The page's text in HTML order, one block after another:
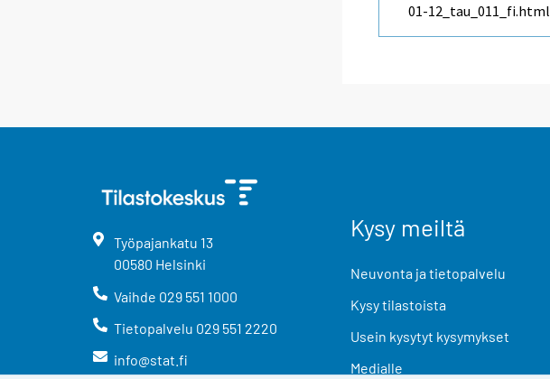
01-12_tau_011_fi.html
Työpajankatu 13
00580 Helsinki
Vaihde 029 551 1000
Tietopalvelu 029 551 2220
info@stat.fi
Kysy meiltä
Neuvonta ja tietopalvelu
Kysy tilastoista
Usein kysytyt kysymykset
Medialle